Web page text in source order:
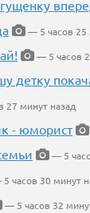
— 5 часов 25
— 5 часов
детку
27 минут назад
- юморист
— 5
часов 30 минут
— 5 часов 32